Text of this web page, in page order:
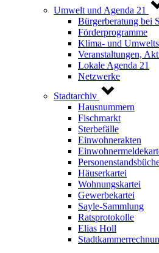
Umwelt und Agenda 21
Bürgerberatung bei
Förderprogramme
Klima- und
Veranstaltungen,
Lokale Agenda 21
Netzwerke
Stadtarchiv
Hausnummern
Fischmarkt
Sterbefälle
Einwohnerakten
Häuserkartei
Wohnungskartei
Gewerbekartei
Sayle-Sammlung
Ratsprotokolle
Elias Holl